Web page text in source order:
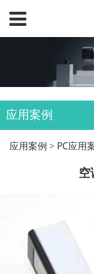
应用案例
空调遥
应用案例 > PC应用
空